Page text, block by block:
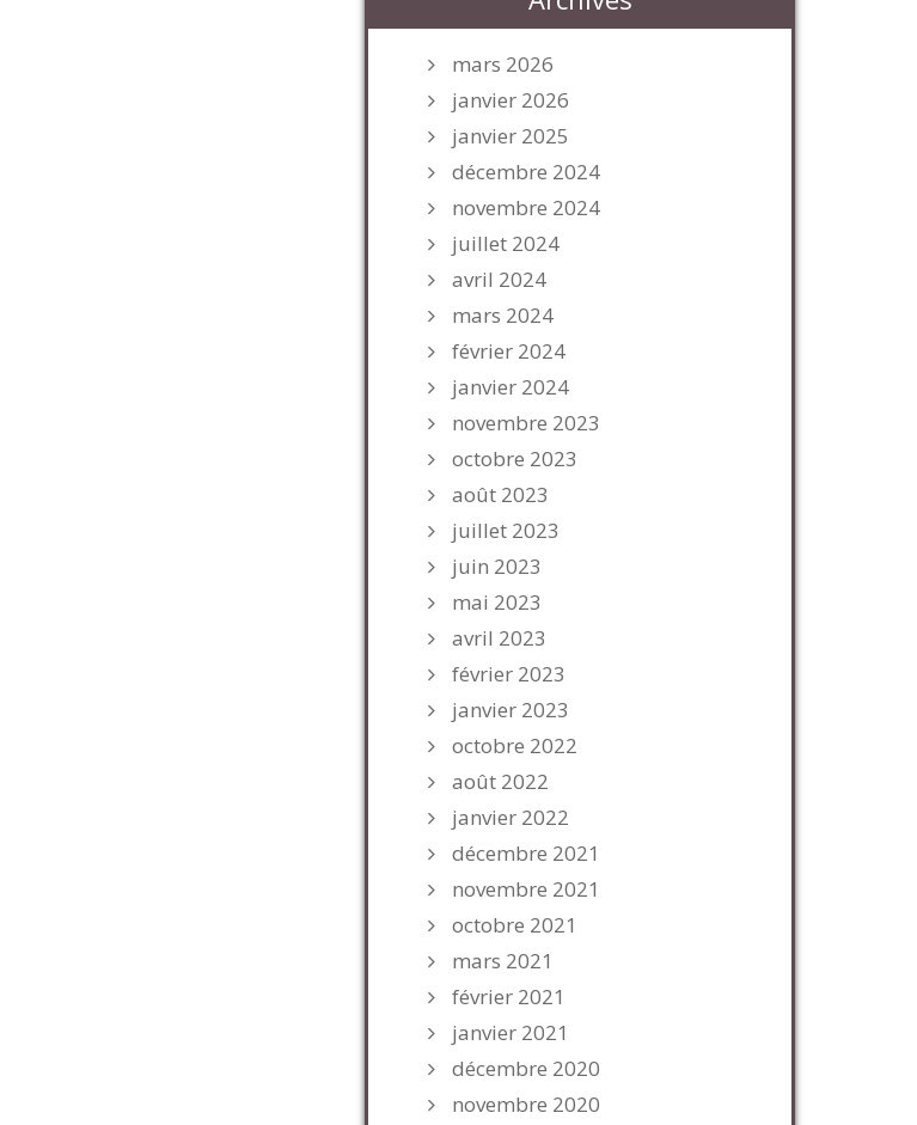
mars 2026
janvier 2026
janvier 2025
décembre 2024
novembre 2024
juillet 2024
avril 2024
mars 2024
février 2024
janvier 2024
novembre 2023
octobre 2023
août 2023
juillet 2023
juin 2023
mai 2023
avril 2023
février 2023
janvier 2023
octobre 2022
août 2022
janvier 2022
décembre 2021
novembre 2021
octobre 2021
mars 2021
février 2021
janvier 2021
décembre 2020
novembre 2020